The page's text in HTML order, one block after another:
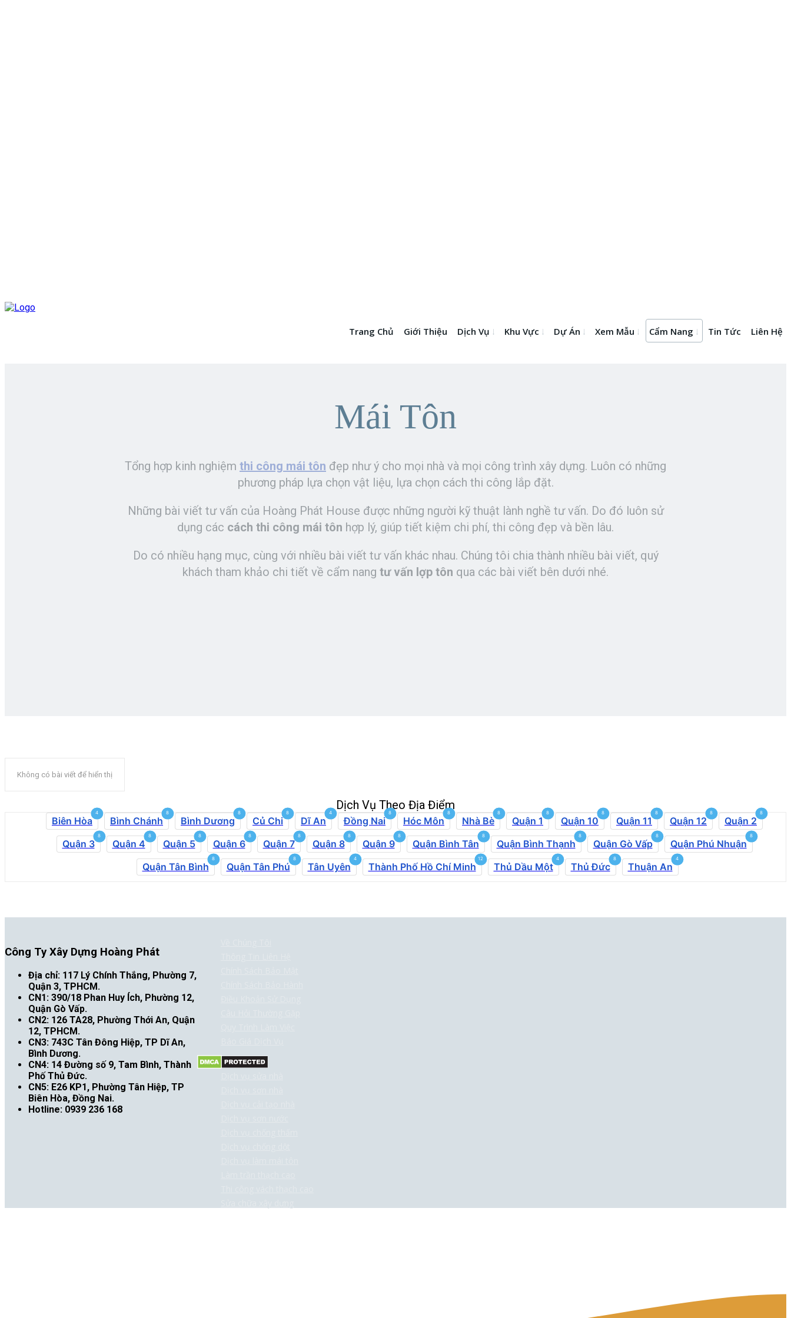
Trang Chủ Giới Thiệu Dịch Vụ Khu Vực Dự Án Xem Mẫu Cẩm Nang Tin Tức Liên Hệ
Mái Tôn
Tổng hợp kinh nghiệm thi công mái tôn đẹp như ý cho mọi nhà và mọi công trình xây dựng. Luôn có những
phương pháp lựa chọn vật liệu, lựa chọn cách thi công lắp đặt.
Những bài viết tư vấn của Hoàng Phát House được những người kỹ thuật lành nghề tư vấn. Do đó luôn sử
dụng các cách thi công mái tôn hợp lý, giúp tiết kiệm chi phí, thi công đẹp và bền lâu.
Do có nhiều hạng mục, cùng với nhiều bài viết tư vấn khác nhau. Chúng tôi chia thành nhiều bài viết, quý
khách tham khảo chi tiết về cẩm nang tư vấn lợp tôn qua các bài viết bên dưới nhé.
Không có bài viết để hiển thị
Dịch Vụ Theo Địa Điểm
4
Biên Hòa
8
Bình Chánh
8
Bình Dương
8
Củ Chi
4
Dĩ An
8
Đồng Nai
8
Hóc Môn
8
Nhà Bè
8
Quận 1
8
Quận 10
8
Quận 11
8
Quận 12
8
Quận 2
8
Quận 3
8
Quận 4
8
Quận 5
8
Quận 6
8
Quận 7
8
Quận 8
8
Quận 9
8
Quận Bình Tân
8
Quận Bình Thạnh
8
Quận Gò Vấp
8
Quận Phú Nhuận
8
Quận Tân Bình
8
Quận Tân Phú
4
Tân Uyên
12
Thành Phố Hồ Chí Minh
4
Thủ Dầu Một
8
Thủ Đức
4
Thuận An
Công Ty Xây Dựng Hoàng Phát
Địa chỉ: 117 Lý Chính Thắng, Phường 7,
Quận 3, TPHCM.
CN1: 390/18 Phan Huy Ích, Phường 12,
Quận Gò Vấp.
CN2: 126 TA28, Phường Thới An, Quận
12, TPHCM.
CN3: 743C Tân Đông Hiệp, TP Dĩ An,
Bình Dương.
CN4: 14 Đường số 9, Tam Bình, Thành
Phố Thủ Đức.
CN5: E26 KP1, Phường Tân Hiệp, TP
Biên Hòa, Đồng Nai.
Hotline: 0939 236 168